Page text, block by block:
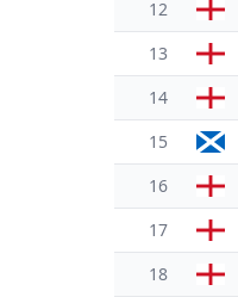
12
13
14
15
16
17
18